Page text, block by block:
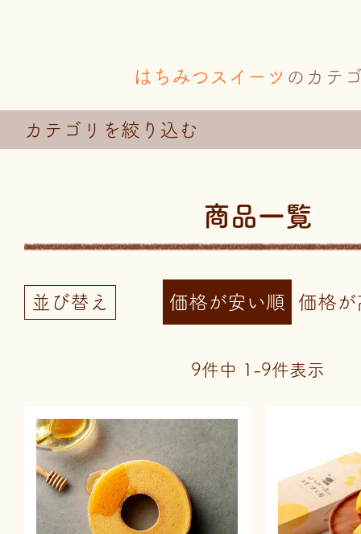
はちみつスイーツ のカテ
カテゴリを絞り込む
商品一覧
並び替え 価格が安い順 価格
9件中 1 -9件表示